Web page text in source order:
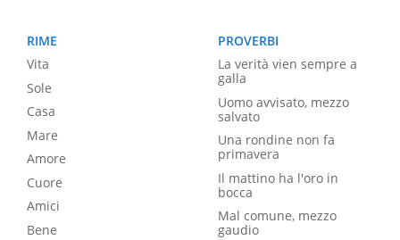
RIME
Vita
Sole
Casa
Mare
Amore
Cuore
Amici
Bene
PROVERBI
La verità vien sempre a
galla
Uomo avvisato, mezzo
salvato
Una rondine non fa
primavera
Il mattino ha l'oro in
bocca
Mal comune, mezzo
gaudio